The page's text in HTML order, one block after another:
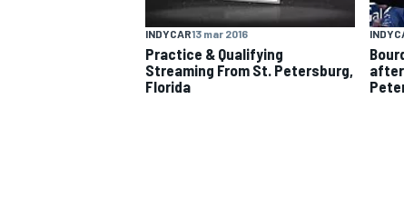
MONOPOSTO
INDYCAR13 mar 2016
Practice & Qualifying
Streaming From St. Petersburg,
Florida